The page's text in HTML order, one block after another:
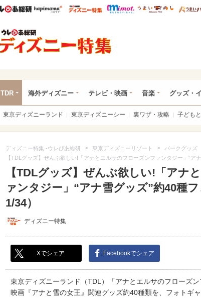
ウレぴあ総研ハピママ* ウレぴあ総研 ディズニー特
mimot. うまい
TDR 海外ディズニー テレビ・映画 音楽 グッズ・
東京ディズニーランド 東京ディズニーシー 裏ワザ・攻略 子ども
ディズニー特集 -ウレぴあ総研 > 東京ディズニーリゾート > パークグッズ
【TDLグッズ】ぜんぶ欲しい!「アナとエルサのフローズンファンタジー」“ア
【TDLグッズ】ぜんぶ欲しい!「アナ
ァンタジー」“アナ雪グッズ”約40種
1/34）
ディズニー特集
Xでシェア Facebookでシェア
東京ディズニーランド（TDL）「アナとエルサのフローズン
映画『アナと雪の女王』関連グッズ約40種類を、フォトギャ